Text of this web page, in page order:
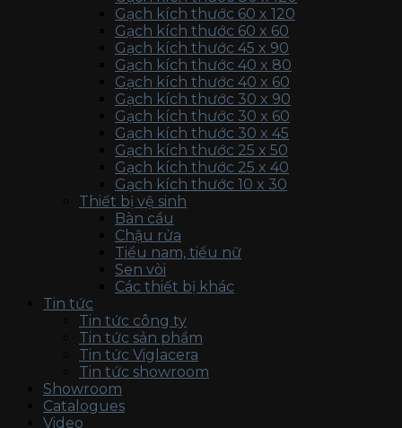
Gạch kích thước 60 x 120
Gạch kích thước 60 x 60
Gạch kích thước 45 x 90
Gạch kích thước 40 x 80
Gạch kích thước 40 x 60
Gạch kích thước 30 x 90
Gạch kích thước 30 x 60
Gạch kích thước 30 x 45
Gạch kích thước 25 x 50
Gạch kích thước 25 x 40
Gạch kích thước 10 x 30
Thiết bị vệ sinh
Bàn cầu
Chậu rửa
Tiểu nam, tiểu nữ
Sen vòi
Các thiết bị khác
Tin tức
Tin tức công ty
Tin tức sản phẩm
Tin tức Viglacera
Tin tức showroom
Showroom
Catalogues
Video